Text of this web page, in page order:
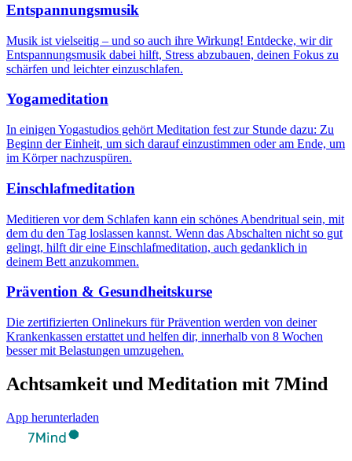
Entspannungsmusik
Musik ist vielseitig – und so auch ihre Wirkung! Entdecke, wir dir
Entspannungsmusik dabei hilft, Stress abzubauen, deinen Fokus zu
schärfen und leichter einzuschlafen.
Yogameditation
In einigen Yogastudios gehört Meditation fest zur Stunde dazu: Zu
Beginn der Einheit, um sich darauf einzustimmen oder am Ende, um
im Körper nachzuspüren.
Einschlafmeditation
Meditieren vor dem Schlafen kann ein schönes Abendritual sein, mit
dem du den Tag loslassen kannst. Wenn das Abschalten nicht so gut
gelingt, hilft dir eine Einschlafmeditation, auch gedanklich in
deinem Bett anzukommen.
Prävention & Gesundheitskurse
Die zertifizierten Onlinekurs für Prävention werden von deiner
Krankenkassen erstattet und helfen dir, innerhalb von 8 Wochen
besser mit Belastungen umzugehen.
Achtsamkeit und Meditation mit 7Mind
App herunterladen